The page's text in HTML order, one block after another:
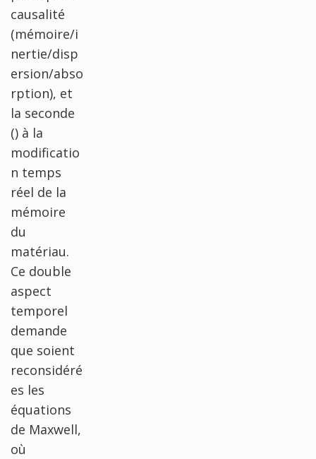
causalité
(mémoire/i
nertie/disp
ersion/abso
rption), et
la seconde
() à la
modificatio
n temps
réel de la
mémoire
du
matériau.
Ce double
aspect
temporel
demande
que soient
reconsidéré
es les
équations
de Maxwell,
où